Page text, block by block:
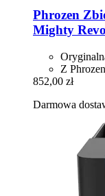
Phrozen
Mighty Revo
Z Phrozen
852,00 zł
Darmowa